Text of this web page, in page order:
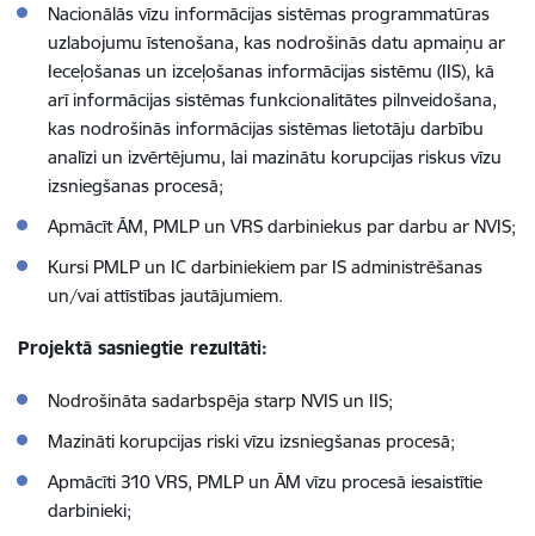
Nacionālās vīzu informācijas sistēmas programmatūras
uzlabojumu īstenošana, kas nodrošinās datu apmaiņu ar
Ieceļošanas un izceļošanas informācijas sistēmu (IIS), kā
arī informācijas sistēmas funkcionalitātes pilnveidošana,
kas nodrošinās informācijas sistēmas lietotāju darbību
analīzi un izvērtējumu, lai mazinātu korupcijas riskus vīzu
izsniegšanas procesā;
Apmācīt ĀM, PMLP un VRS darbiniekus par darbu ar NVIS;
Kursi PMLP un IC darbiniekiem par IS administrēšanas
un/vai attīstības jautājumiem.
Projektā sasniegtie rezultāti:
Nodrošināta sadarbspēja starp NVIS un IIS;
Mazināti korupcijas riski vīzu izsniegšanas procesā;
Apmācīti 310 VRS, PMLP un ĀM vīzu procesā iesaistītie
darbinieki;